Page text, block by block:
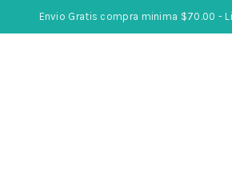
Envio Gratis compra minima $70.00 -